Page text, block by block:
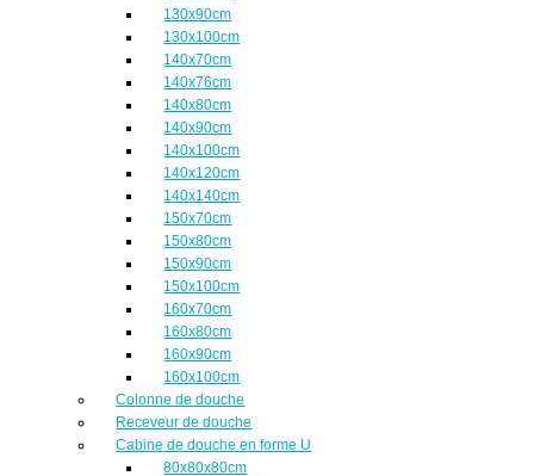
130x90cm
130x100cm
140x70cm
140x76cm
140x80cm
140x90cm
140x100cm
140x120cm
140x140cm
150x70cm
150x80cm
150x90cm
150x100cm
160x70cm
160x80cm
160x90cm
160x100cm
Colonne de douche
Receveur de douche
Cabine de douche en forme U
80x80x80cm